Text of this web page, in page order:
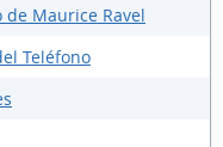
Maurice Ravel
Teléfono